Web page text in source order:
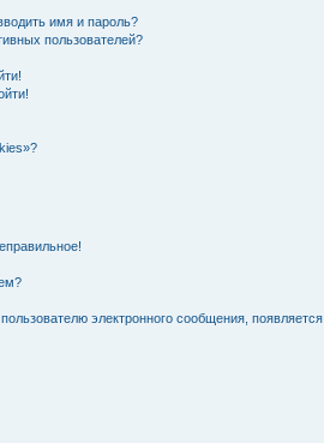
имя и пароль?
пользователей?
электронного сообщения, появляется